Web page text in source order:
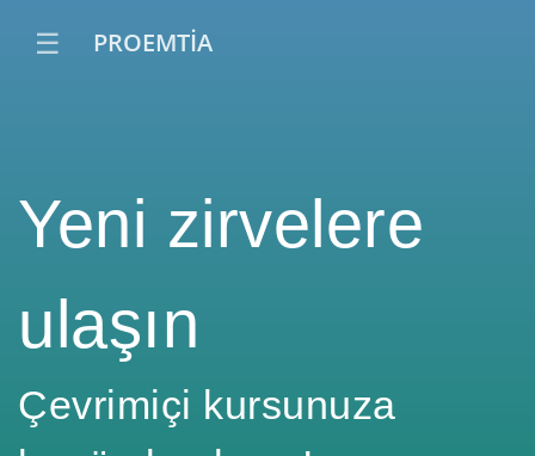
☰ PROEMTİA
Yeni zirvelere
ulaşın
Çevrimiçi kursunuza